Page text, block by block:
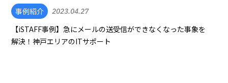
事例紹介 2023.04.27
【iSTAFF事例】急にメールの送受信ができなくなった事象を
解決！神戸エリアのITサポート